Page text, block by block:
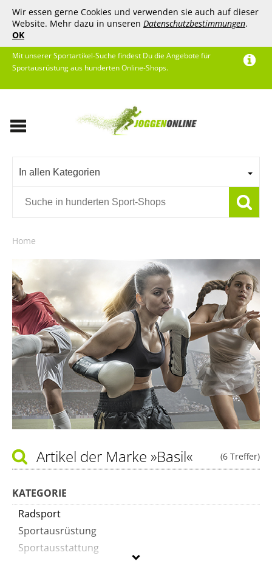
Wir essen gerne Cookies und verwenden sie auch auf dieser
Website. Mehr dazu in unseren Datenschutzbestimmungen.
OK
Mit unserer Sportartikel-Suche findest Du die Angebote für
Sportausrüstung aus hunderten Online-Shops.
In allen Kategorien
Home
(6 Treffer)
Artikel der Marke »Basil«
KATEGORIE
Radsport
Sportausrüstung
Sportausstattung